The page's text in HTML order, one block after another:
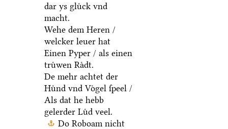
dar ys gluͤck vnd
macht.
Wehe dem Heren /
welcker leuer hat
Einen Pyper / als einen
truͤwen Raͤdt.
De mehr achtet der
Huͤnd vnd Voͤgel ſpeel /
Als dat he hebb
gelerder Luͤd veel.
Do Roboam nicht